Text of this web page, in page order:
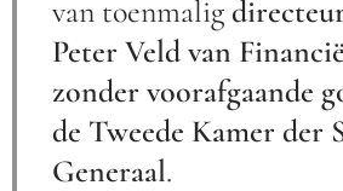
van toenmalig
Peter Veld van
zonder voorafgaande
de Tweede Kamer der
Generaal.